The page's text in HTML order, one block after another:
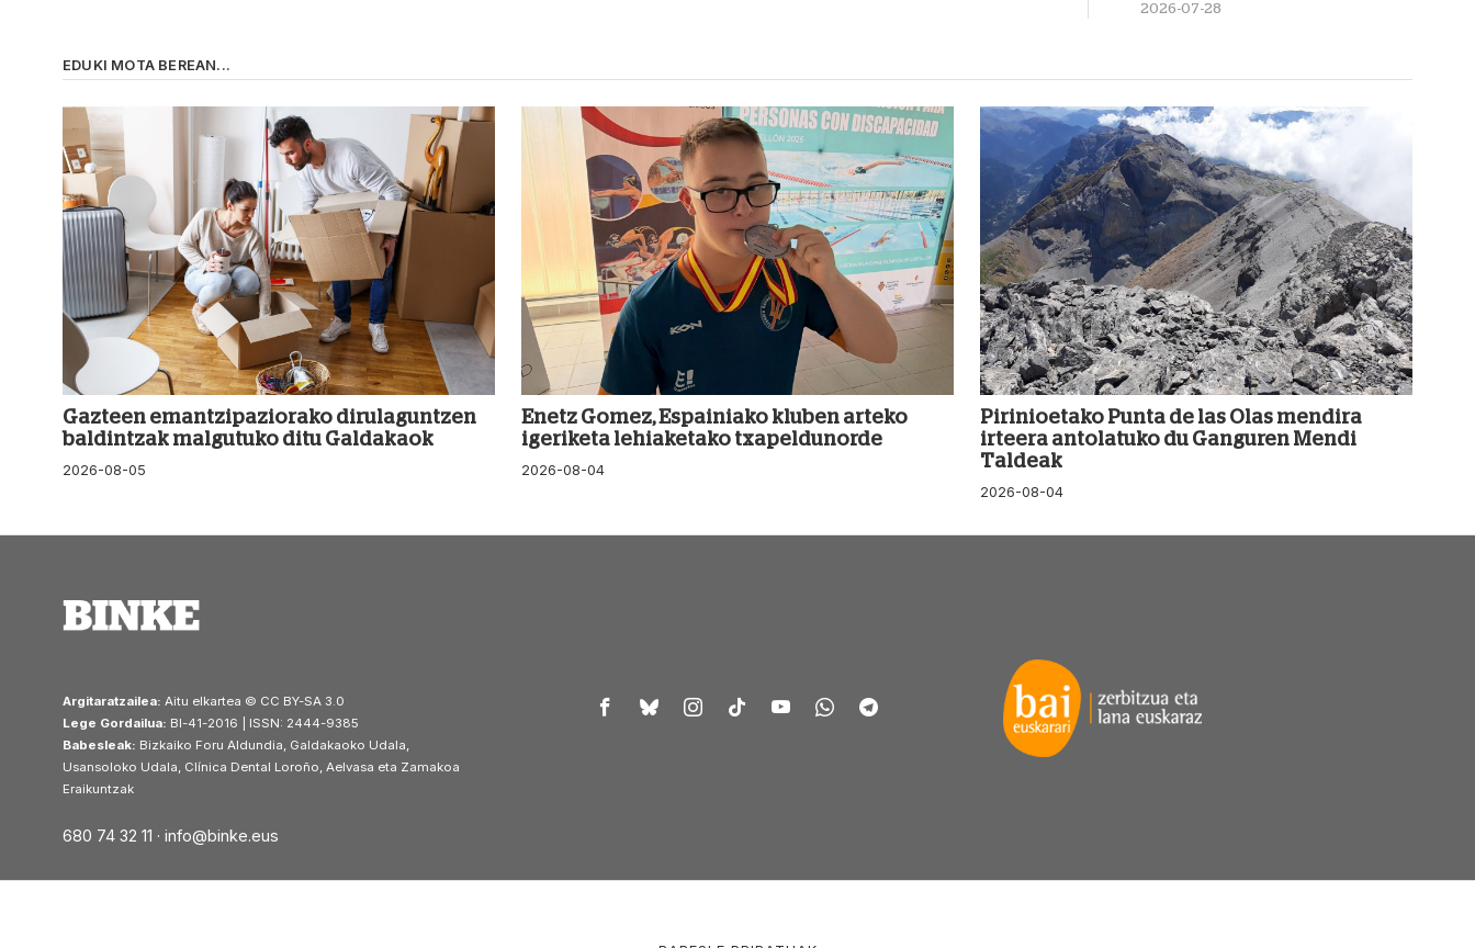
2026-07-28
EDUKI MOTA BEREAN...
Gazteen emantzipaziorako dirulaguntzen
baldintzak malgutuko ditu Galdakaok
2026-08-05
Enetz Gomez, Espainiako kluben arteko
igeriketa lehiaketako txapeldunorde
2026-08-04
Pirinioetako Punta de las Olas mendira
irteera antolatuko du Ganguren Mendi
Taldeak
2026-08-04
Argitaratzailea: Aitu elkartea © CC BY-SA 3.0
Lege Gordailua: BI-41-2016 | ISSN: 2444-9385
Babesleak: Bizkaiko Foru Aldundia, Galdakaoko Udala,
Usansoloko Udala, Clínica Dental Loroño, Aelvasa eta Zamakoa
Eraikuntzak
680 74 32 11 · info@binke.eus